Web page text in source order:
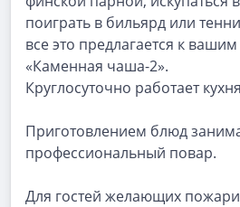
поиграть в бильярд или
все это предлагается к
«Каменная чаша-2».
Круглосуточно работает
Приготовлением блюд
профессиональный повар.
Для гостей желающих